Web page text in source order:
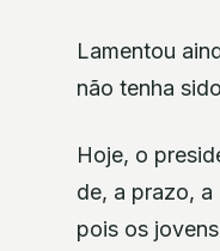
Lamentou
não tenha
Hoje, o
de, a prazo,
pois os